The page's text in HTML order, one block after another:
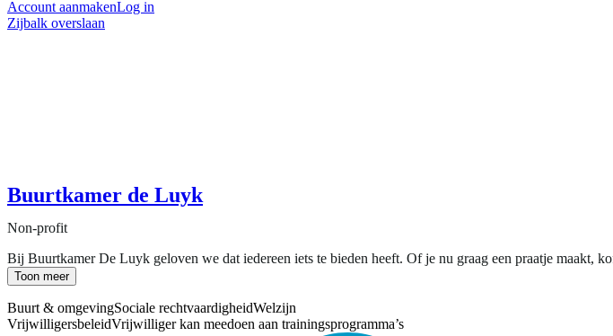
Account aanmakenLog in
Zijbalk overslaan
Buurtkamer de Luyk
Non-profit
Bij Buurtkamer De Luyk geloven we dat iedereen iets te bieden heeft. Of je nu graag een praatje
Toon meer
Buurt & omgevingSociale rechtvaardigheidWelzijn
VrijwilligersbeleidVrijwilliger kan meedoen aan trainingsprogramma’s